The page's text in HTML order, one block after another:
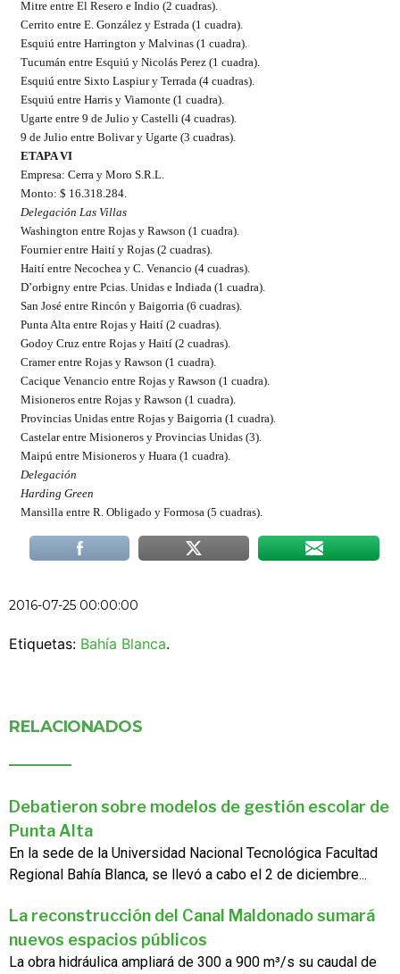
Mitre entre El Resero e Indio (2 cuadras).
Cerrito entre E. González y Estrada (1 cuadra).
Esquiú entre Harrington y Malvinas (1 cuadra).
Tucumán entre Esquiú y Nicolás Perez (1 cuadra).
Esquiú entre Sixto Laspiur y Terrada (4 cuadras).
Esquiú entre Harris y Viamonte (1 cuadra).
Ugarte entre 9 de Julio y Castelli (4 cuadras).
9 de Julio entre Bolivar y Ugarte (3 cuadras).
ETAPA VI
Empresa: Cerra y Moro S.R.L.
Monto: $ 16.318.284.
Delegación Las Villas
Washington entre Rojas y Rawson (1 cuadra).
Fournier entre Haití y Rojas (2 cuadras).
Haití entre Necochea y C. Venancio (4 cuadras).
D’orbigny entre Pcias. Unidas e Indiada (1 cuadra).
San José entre Rincón y Baigorria (6 cuadras).
Punta Alta entre Rojas y Haití (2 cuadras).
Godoy Cruz entre Rojas y Haití (2 cuadras).
Cramer entre Rojas y Rawson (1 cuadra).
Cacique Venancio entre Rojas y Rawson (1 cuadra).
Misioneros entre Rojas y Rawson (1 cuadra).
Provincias Unidas entre Rojas y Baigorria (1 cuadra).
Castelar entre Misioneros y Provincias Unidas (3).
Maipú entre Misioneros y Huara (1 cuadra).
Delegación
Harding Green
Mansilla entre R. Obligado y Formosa (5 cuadras).
2016-07-25 00:00:00
Etiquetas: Bahía Blanca.
RELACIONADOS
Debatieron sobre modelos de gestión escolar de
Punta Alta
En la sede de la Universidad Nacional Tecnológica Facultad
Regional Bahía Blanca, se llevó a cabo el 2 de diciembre...
La reconstrucción del Canal Maldonado sumará
nuevos espacios públicos
La obra hidráulica ampliará de 300 a 900 m³/s su caudal de